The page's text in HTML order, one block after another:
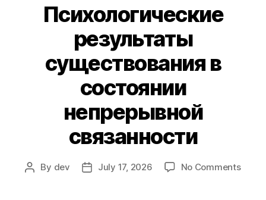
Психологические
результаты
существования в
состоянии
непрерывной
связанности
Post
By dev
PostJuly 17, 2026 No Commentson